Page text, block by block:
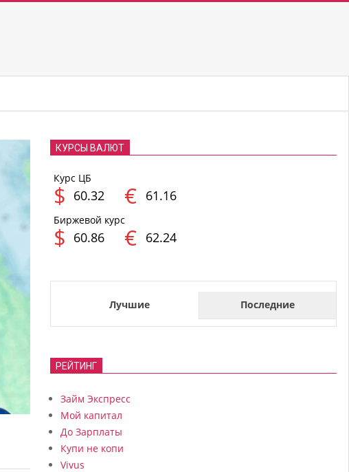
КУРСЫ ВАЛЮТ
Курс ЦБ
$ 60.32 € 61.16
Биржевой курс
$ 60.86 € 62.24
Лучшие Последние
РЕЙТИНГ
Займ Экспресс
Мой капитал
До Зарплаты
Купи не копи
Vivus